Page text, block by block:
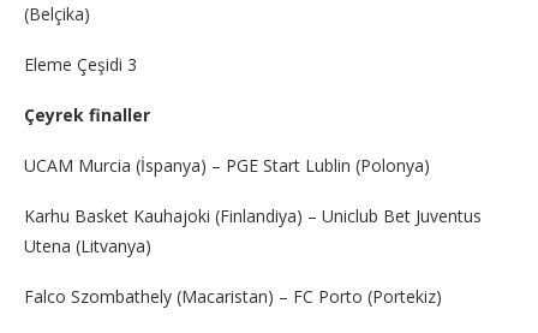
(Belçika)
Eleme Çeşidi 3
Çeyrek finaller
UCAM Murcia (İspanya) – PGE Start Lublin (Polonya)
Karhu Basket Kauhajoki (Finlandiya) – Uniclub Bet Juventus
Utena (Litvanya)
Falco Szombathely (Macaristan) – FC Porto (Portekiz)